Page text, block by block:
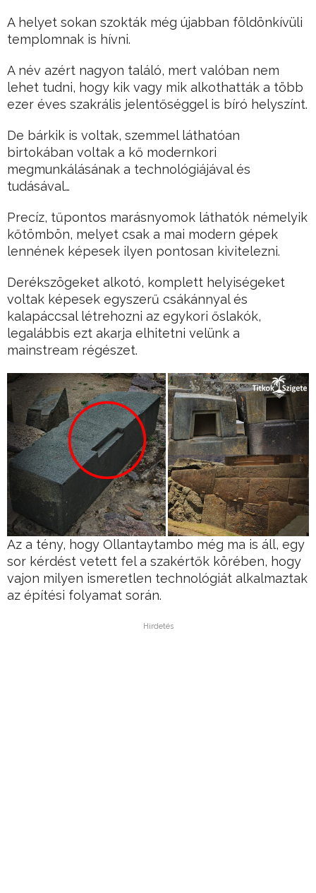
A helyet sokan szokták még újabban földönkívüli
templomnak is hívni.
A név azért nagyon találó, mert valóban nem
lehet tudni, hogy kik vagy mik alkothatták a több
ezer éves szakrális jelentőséggel is bíró helyszínt.
De bárkik is voltak, szemmel láthatóan
birtokában voltak a kő modernkori
megmunkálásának a technológiájával és
tudásával…
Precíz, tűpontos marásnyomok láthatók némelyik
kőtömbön, melyet csak a mai modern gépek
lennének képesek ilyen pontosan kivitelezni.
Derékszögeket alkotó, komplett helyiségeket
voltak képesek egyszerű csákánnyal és
kalapáccsal létrehozni az egykori őslakók,
legalábbis ezt akarja elhitetni velünk a
mainstream régészet.
Az a tény, hogy Ollantaytambo még ma is áll, egy
sor kérdést vetett fel a szakértők körében, hogy
vajon milyen ismeretlen technológiát alkalmaztak
az építési folyamat során.
Hirdetés